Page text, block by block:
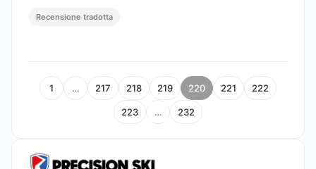
Recensione tradotta
1 … 217 218 219 220 221 222
223 … 232